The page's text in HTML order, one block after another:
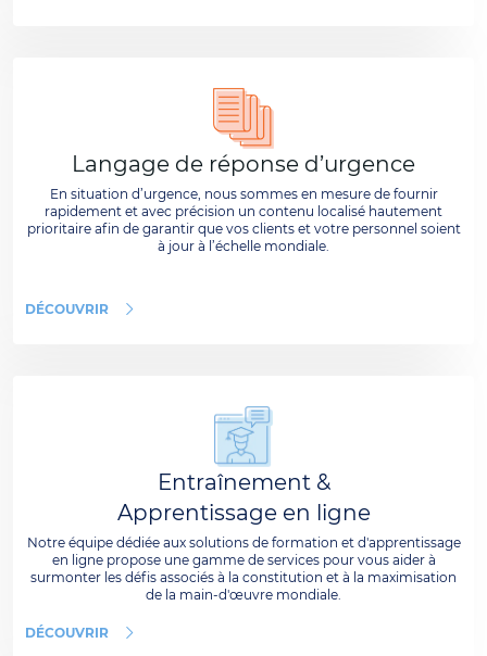
Langage de réponse d’urgence
En situation d’urgence, nous sommes en mesure de fournir
rapidement et avec précision un contenu localisé hautement
prioritaire afin de garantir que vos clients et votre personnel soient
à jour à l’échelle mondiale.
DÉCOUVRIR
Entraînement &
Apprentissage en ligne
Notre équipe dédiée aux solutions de formation et d'apprentissage
en ligne propose une gamme de services pour vous aider à
surmonter les défis associés à la constitution et à la maximisation
de la main-d'œuvre mondiale.
DÉCOUVRIR